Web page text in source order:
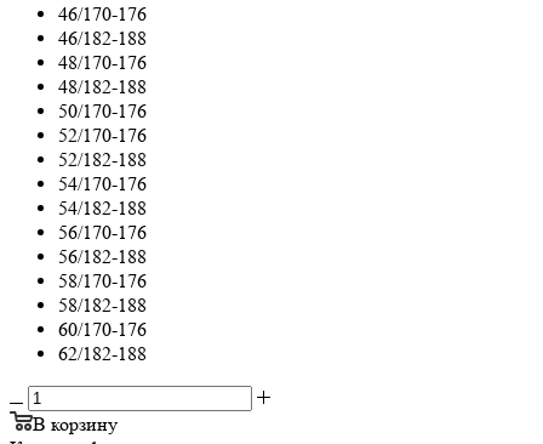
46/170-176
46/182-188
48/170-176
48/182-188
50/170-176
52/170-176
52/182-188
54/170-176
54/182-188
56/170-176
56/182-188
58/170-176
58/182-188
60/170-176
62/182-188
В корзину